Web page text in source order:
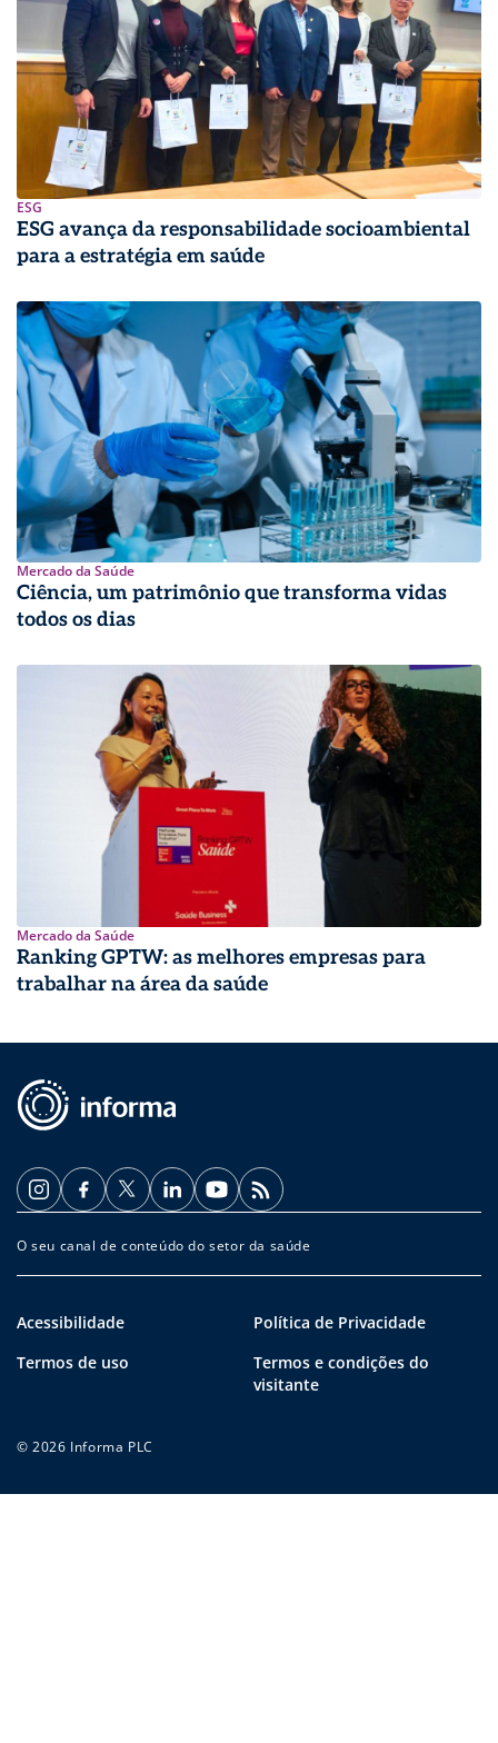
ESG
ESG avança da responsabilidade socioambiental
para a estratégia em saúde
Mercado da Saúde
Ciência, um patrimônio que transforma vidas
todos os dias
Mercado da Saúde
Ranking GPTW: as melhores empresas para
trabalhar na área da saúde
O seu canal de conteúdo do setor da saúde
Acessibilidade
Política de Privacidade
Termos de uso
Termos e condições do
visitante
© 2026 Informa PLC